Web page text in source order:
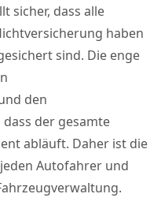
sicher, dass alle
haben
sind. Die enge
den
der gesamte
abläuft. Daher ist die
Autofahrer und